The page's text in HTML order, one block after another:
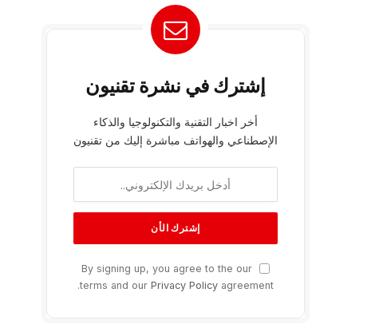
إشترك في نشرة تقنيون
أخر اخبار التقنية والتكنولوجيا والذكاء
الإصطناعي والهواتف مباشرة إليك من تقنيون
By signing up, you agree to the our
terms and our Privacy Policy agreement.